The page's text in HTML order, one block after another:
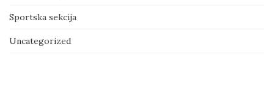
Sportska sekcija
Uncategorized